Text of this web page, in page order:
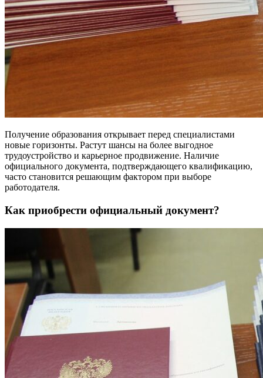
Получение образования открывает перед специалистами
новые горизонты. Растут шансы на более выгодное
трудоустройство и карьерное продвижение. Наличие
официального документа, подтверждающего квалификацию,
часто становится решающим фактором при выборе
работодателя.
Как приобрести официальный документ?